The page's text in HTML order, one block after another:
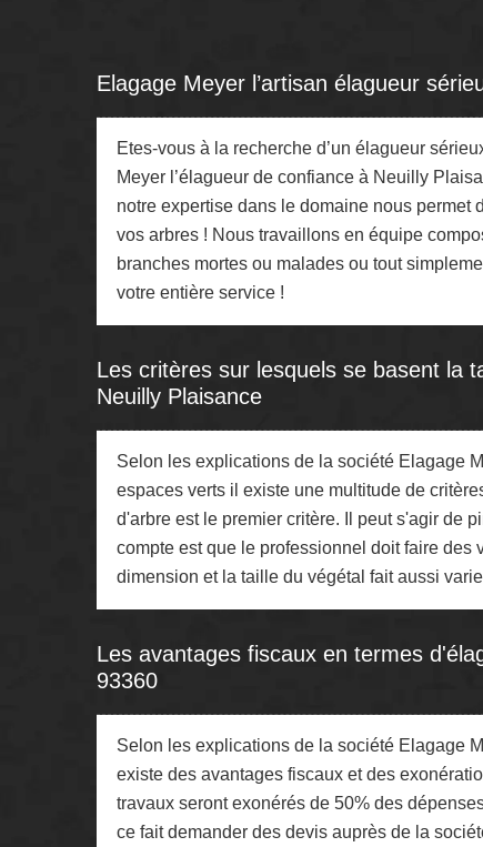
Elagage Meyer l’artisan élagueur
Etes-vous à la recherche d’un élagueur
Meyer l’élagueur de confiance à Neuilly
notre expertise dans le domaine nous permet
vos arbres ! Nous travaillons en équipe
branches mortes ou malades ou tout
votre entière service !
Les critères sur lesquels se basent la
Neuilly Plaisance
Selon les explications de la société Elagage
espaces verts il existe une multitude de
d'arbre est le premier critère. Il peut s'agir de
compte est que le professionnel doit faire
dimension et la taille du végétal fait aussi
Les avantages fiscaux en termes
93360
Selon les explications de la société Elagage
existe des avantages fiscaux et des
travaux seront exonérés de 50% des
ce fait demander des devis auprès de la